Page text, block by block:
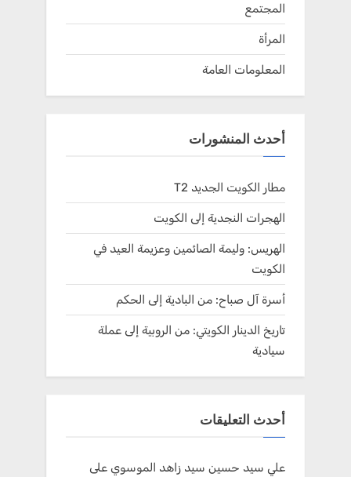
المجتمع
المرأة
المعلومات العامة
أحدث المنشورات
مطار الكويت الجديد T2
الهجرات النجدية إلى الكويت
الهريس: وليمة الصائمين وعزيمة العيد في
الكويت
أسرة آل صباح: من البادية إلى الحكم
تاريخ الدينار الكويتي: من الروبية إلى عملة
سيادية
أحدث التعليقات
علي سيد حسين سيد زاهد الموسوي على